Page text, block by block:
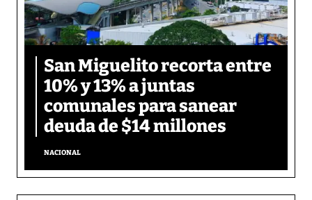
San Miguelito recorta entre
10% y 13% a juntas
comunales para sanear
deuda de $14 millones
NACIONAL